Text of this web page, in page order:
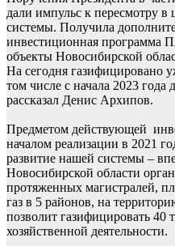
дали импульс к пересмотру
системы. Получила
инвестиционная программа
объекты Новосибирской
На сегодня газифицировано
том числе с начала 2023 года
рассказал Денис Архипов.
Предметом действующей
началом реализации в 2021
развитие нашей системы –
Новосибирской области
протяженных магистралей,
газ в 5 районов, на
позволит газифицировать 40
хозяйственной деятельности.